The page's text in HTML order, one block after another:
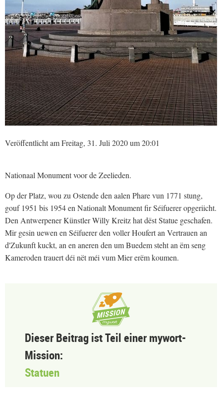
Veröffentlicht am Freitag, 31. Juli 2020 um 20:01
Nationaal Monument voor de Zeelieden.
Op der Platz, wou zu Ostende den aalen Phare vun 1771 stung,
gouf 1951 bis 1954 en Nationalt Monument fir Séifuerer opgeriicht.
Den Antwerpener Künstler Willy Kreitz hat dëst Statue geschafen.
Mir gesin uewen en Séifuerer den voller Houfert an Vertrauen an
d'Zukunft kuckt, an en aneren den um Buedem steht an ëm seng
Kameroden trauert déi nët méi vum Mier erëm koumen.
Dieser Beitrag ist Teil einer mywort-
Mission:
Statuen